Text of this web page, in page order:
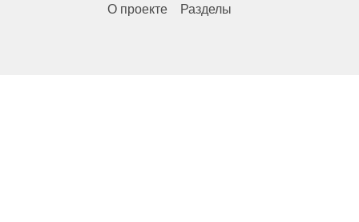
О проекте Разделы